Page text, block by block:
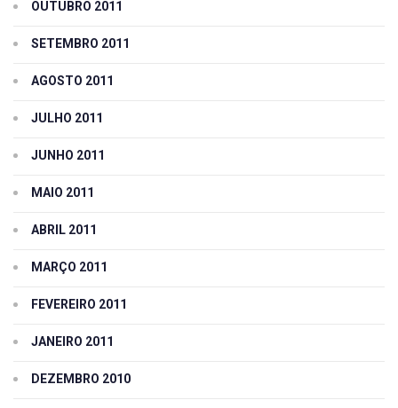
OUTUBRO 2011
SETEMBRO 2011
AGOSTO 2011
JULHO 2011
JUNHO 2011
MAIO 2011
ABRIL 2011
MARÇO 2011
FEVEREIRO 2011
JANEIRO 2011
DEZEMBRO 2010